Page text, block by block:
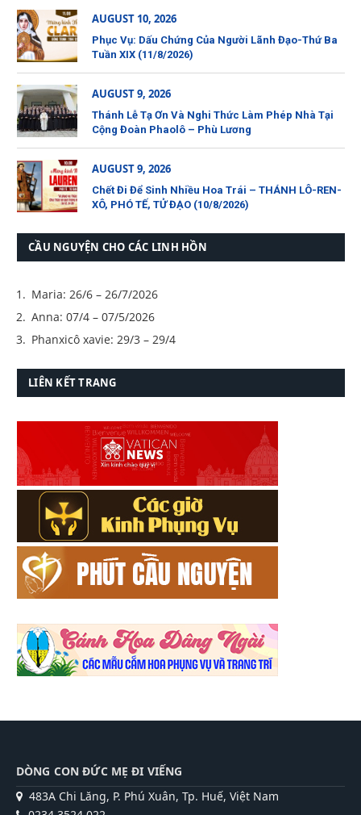
AUGUST 10, 2026
Phục Vụ: Dấu Chứng Của Người Lãnh Đạo-Thứ Ba
Tuần XIX (11/8/2026)
AUGUST 9, 2026
Thánh Lễ Tạ Ơn Và Nghi Thức Làm Phép Nhà Tại
Cộng Đoàn Phaolô – Phù Lương
AUGUST 9, 2026
Chết Đi Để Sinh Nhiều Hoa Trái – THÁNH LÔ-REN-
XÔ, PHÓ TẾ, TỬ ĐẠO (10/8/2026)
CẦU NGUYỆN CHO CÁC LINH HỒN
Maria: 26/6 – 26/7/2026
Anna: 07/4 – 07/5/2026
Phanxicô xavie: 29/3 – 29/4
LIÊN KẾT TRANG
DÒNG CON ĐỨC MẸ ĐI VIẾNG
483A Chi Lăng, P. Phú Xuân, Tp. Huế, Việt Nam